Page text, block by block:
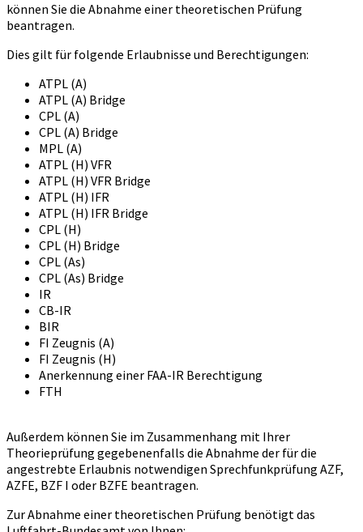
können Sie die Abnahme einer theoretischen Prüfung
beantragen.
Dies gilt für folgende Erlaubnisse und Berechtigungen:
ATPL (A)
ATPL (A) Bridge
CPL (A)
CPL (A) Bridge
MPL (A)
ATPL (H) VFR
ATPL (H) VFR Bridge
ATPL (H) IFR
ATPL (H) IFR Bridge
CPL (H)
CPL (H) Bridge
CPL (As)
CPL (As) Bridge
IR
CB-IR
BIR
FI Zeugnis (A)
FI Zeugnis (H)
Anerkennung einer FAA-IR Berechtigung
FTH
Außerdem können Sie im Zusammenhang mit Ihrer
Theorieprüfung gegebenenfalls die Abnahme der für die
angestrebte Erlaubnis notwendigen Sprechfunkprüfung AZF,
AZFE, BZF I oder BZFE beantragen.
Zur Abnahme einer theoretischen Prüfung benötigt das